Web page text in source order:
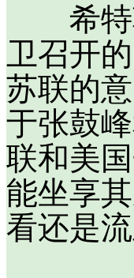
希特勒
卫召开
苏联的
于张鼓
联和美
能坐享
看还是